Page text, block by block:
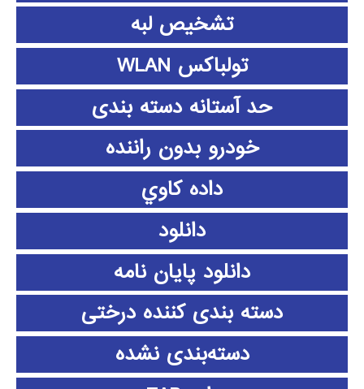
تشخیص لبه
تولباکس WLAN
حد آستانه دسته بندی
خودرو بدون راننده
داده كاوي
دانلود
دانلود پايان نامه
دسته بندی کننده درختی
دسته‌بندی نشده